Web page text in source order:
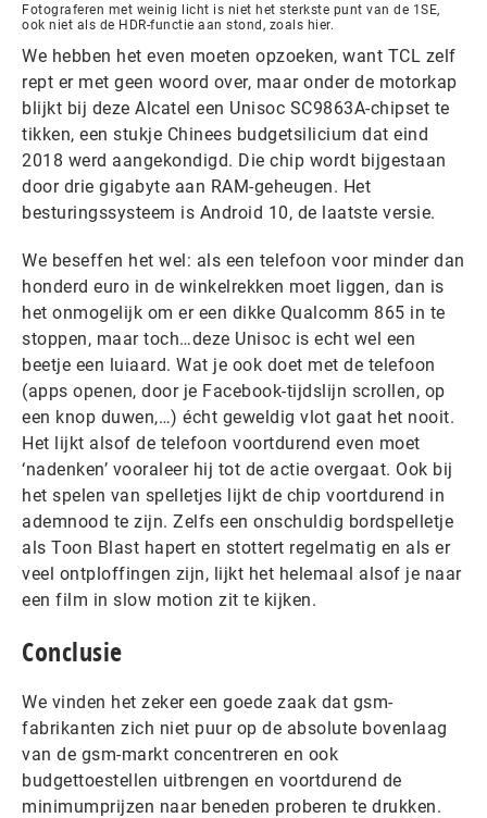
Fotograferen met weinig licht is niet het sterkste punt van de 1SE,
ook niet als de HDR-functie aan stond, zoals hier.
We hebben het even moeten opzoeken, want TCL zelf
rept er met geen woord over, maar onder de motorkap
blijkt bij deze Alcatel een Unisoc SC9863A-chipset te
tikken, een stukje Chinees budgetsilicium dat eind
2018 werd aangekondigd. Die chip wordt bijgestaan
door drie gigabyte aan RAM-geheugen. Het
besturingssysteem is Android 10, de laatste versie.
We beseffen het wel: als een telefoon voor minder dan
honderd euro in de winkelrekken moet liggen, dan is
het onmogelijk om er een dikke Qualcomm 865 in te
stoppen, maar toch…deze Unisoc is echt wel een
beetje een luiaard. Wat je ook doet met de telefoon
(apps openen, door je Facebook-tijdslijn scrollen, op
een knop duwen,…) écht geweldig vlot gaat het nooit.
Het lijkt alsof de telefoon voortdurend even moet
‘nadenken’ vooraleer hij tot de actie overgaat. Ook bij
het spelen van spelletjes lijkt de chip voortdurend in
ademnood te zijn. Zelfs een onschuldig bordspelletje
als Toon Blast hapert en stottert regelmatig en als er
veel ontploffingen zijn, lijkt het helemaal alsof je naar
een film in slow motion zit te kijken.
Conclusie
We vinden het zeker een goede zaak dat gsm-
fabrikanten zich niet puur op de absolute bovenlaag
van de gsm-markt concentreren en ook
budgettoestellen uitbrengen en voortdurend de
minimumprijzen naar beneden proberen te drukken.